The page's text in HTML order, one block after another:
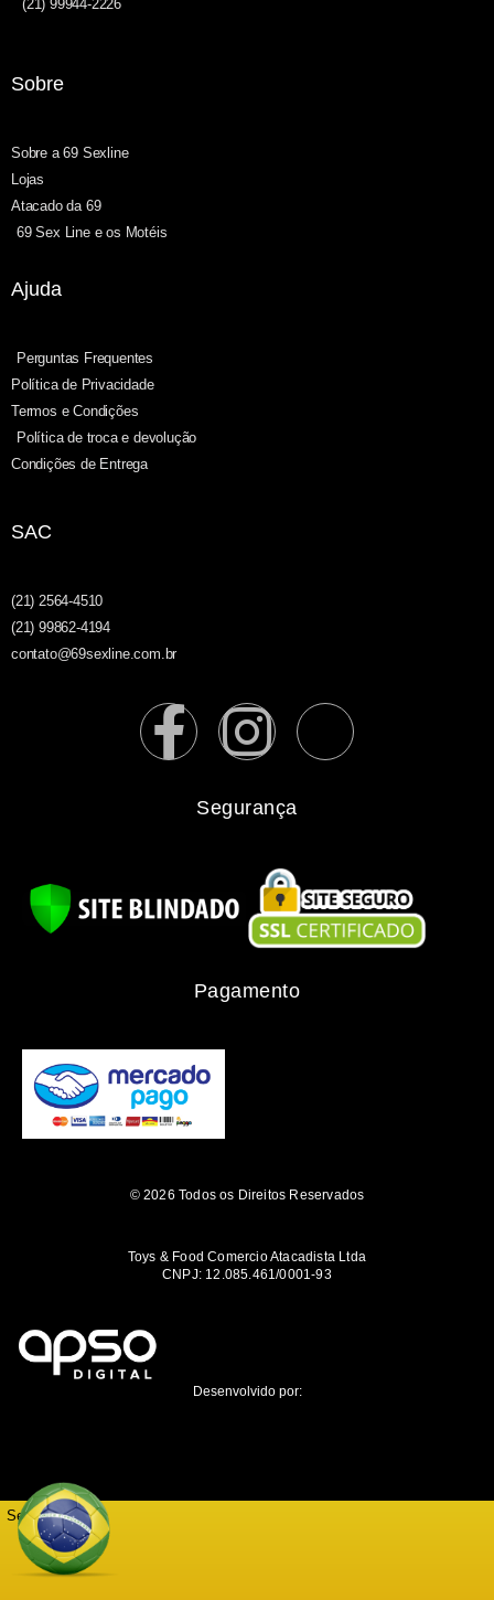
(21) 99944-2226
Sobre
Sobre a 69 Sexline
Lojas
Atacado da 69
69 Sex Line e os Motéis
Ajuda
Perguntas Frequentes
Política de Privacidade
Termos e Condições
Política de troca e devolução
Condições de Entrega
SAC
(21) 2564-4510
(21) 99862-4194
contato@69sexline.com.br
Segurança
Pagamento
© 2026 Todos os Direitos Reservados
Toys & Food Comercio Atacadista Ltda
CNPJ: 12.085.461/0001-93
Desenvolvido por:
Seja notificado